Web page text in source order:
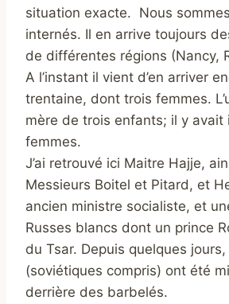
situation exacte. Nous
internés. Il en arrive toujours
de différentes régions (Nancy,
A l’instant il vient d’en arriver
trentaine, dont trois femmes.
mère de trois enfants; il y avait
femmes.
J’ai retrouvé ici Maitre Hajje,
Messieurs Boitel et Pitard, et
ancien ministre socialiste, et
Russes blancs dont un prince
du Tsar. Depuis quelques
(soviétiques compris) ont été
derrière des barbelés.